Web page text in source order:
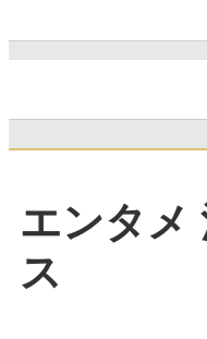
エンタメ
ス